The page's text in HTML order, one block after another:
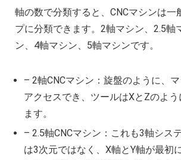
軸の数で分類すると、CNCマシンは一
プに分類できます。2軸マシン、2.5軸
ン、4軸マシン、5軸マシンです。
– 2軸CNCマシン：旋盤のように、
アクセスでき、ツールはXとZのよ
ます。
– 2.5軸CNCマシン：これも3軸シス
は3次元ではなく、X軸とY軸が最初